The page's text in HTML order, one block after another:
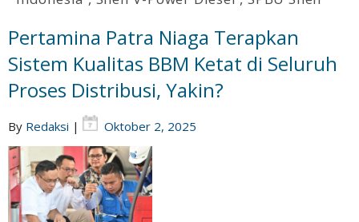
Pertamina Patra Niaga Terapkan
Sistem Kualitas BBM Ketat di Seluruh
Proses Distribusi, Yakin?
By Redaksi | Oktober 2, 2025